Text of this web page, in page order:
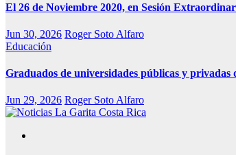
El 26 de Noviembre 2020, en Sesión
Jun 30, 2026 Roger Soto Alfaro
Educación
Graduados de universidades públicas y privadas
Jun 29, 2026 Roger Soto Alfaro
Noticias La Garita Costa
Medio Alternativo